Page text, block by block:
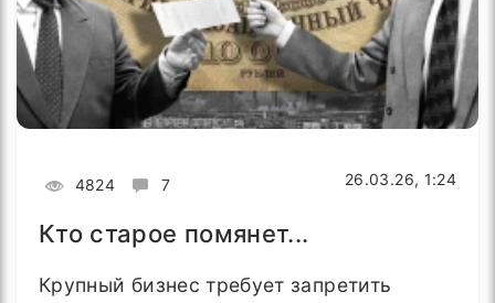
4824 7 26.03.26, 1:24
Кто старое помянет...
Крупный бизнес требует запретить